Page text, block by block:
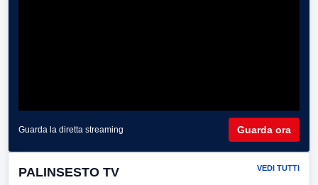
Guarda la diretta streaming Guarda ora
PALINSESTO TV VEDI TUTTI